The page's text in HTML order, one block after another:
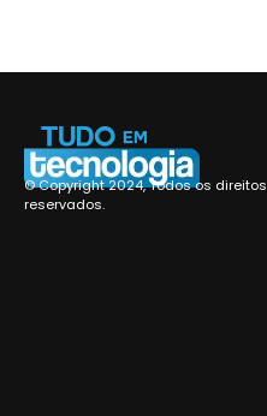
© Copyright 2024, Todos os direitos
reservados.